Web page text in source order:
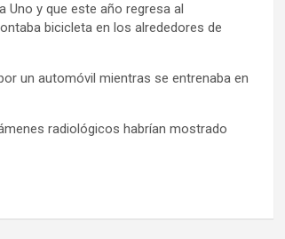
Uno y que este año regresa al
bicicleta en los alrededores de
un automóvil mientras se entrenaba en
radiológicos habrían mostrado